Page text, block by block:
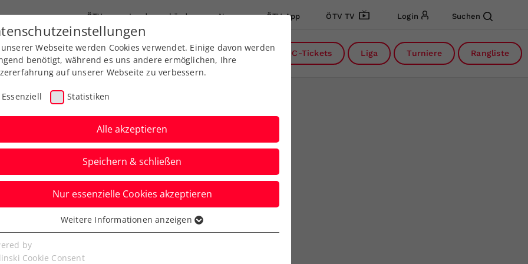
ÖTV Landesverbände News ÖTV App ÖTV TV Login Suchen
Ausbildung Services Über uns FAQ DC-Tickets Liga Turniere Rangliste
Turniere, eine klare
Webseite werden Cookies verwendet. Einige davon werden
benötigt, während es uns andere ermöglichen, Ihre
auf unserer Webseite zu verbessern.
Essenziell Statistiken
Alle akzeptieren
Speichern & schließen
Nur essenzielle Cookies akzeptieren
Cookies werden für grundlegende Funktionen der
benötigt. Dadurch ist gewährleistet, dass die Webseite
Weitere Informationen anzeigen
by
Cookie Consent